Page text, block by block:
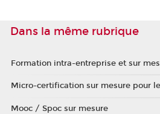
Dans la même rubrique
Formation intra-entreprise et sur
Micro-certification sur mesure pour
Mooc / Spoc sur mesure